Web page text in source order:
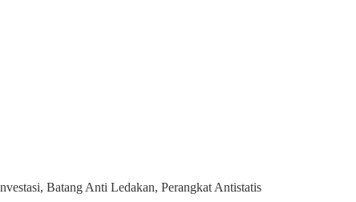
Batang Anti Ledakan, Perangkat Antistatis